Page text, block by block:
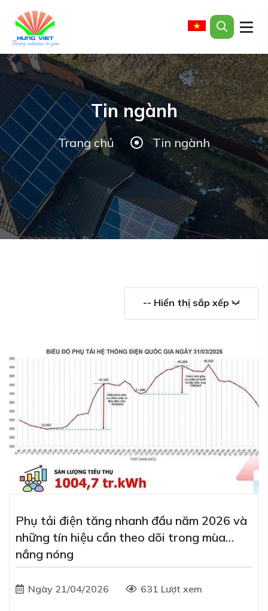
Tin ngành
Trang chủ Tin ngành
-- Hiển thị sắp xếp --
Phụ tải điện tăng nhanh đầu năm 2026 và
những tín hiệu cần theo dõi trong mùa
nắng nóng
Ngày 21/04/2026 631 Lượt xem